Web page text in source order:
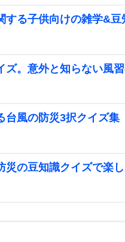
する子供向けの雑学&豆
ズ。意外と知らない風
台風の防災3択クイズ集
災の豆知識クイズで楽